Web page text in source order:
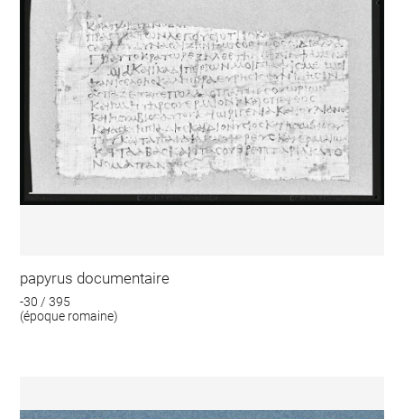
papyrus documentaire
-30 / 395
(époque romaine)